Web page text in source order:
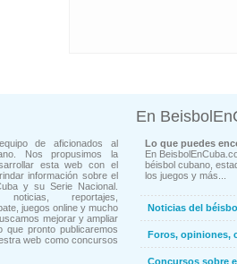
de aficionados al
Nos propusimos la
esta web con el
información sobre el
y su Serie Nacional.
noticias, reportajes,
juegos online y mucho
mejorar y ampliar
pronto publicaremos
web como concursos
En
Lo que puedes
En
béisbol cubano,
los juegos y más...
Noticias del
Foros, opiniones,
Concursos sobre